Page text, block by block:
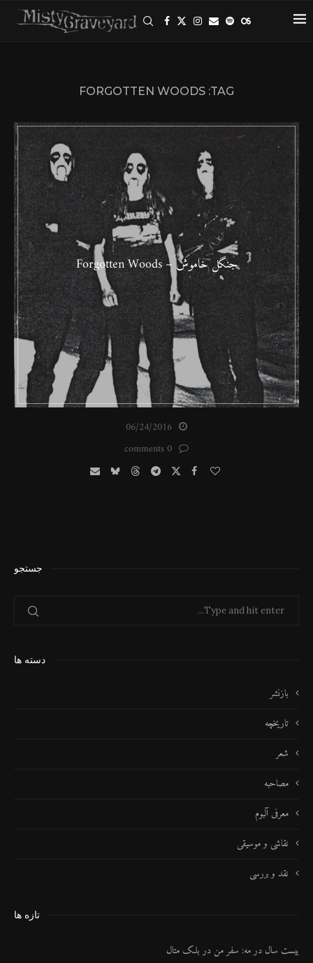
TAG:
FORGOTTEN WOODS
جنگل خاموش – Forgotten Woods
06/24/2016
0 comments
جستجو
دسته ها
بازنشر
تاریخچه
شعر
مصاحبه
معرفی آلبوم
نقاشی و موسیقی
نقد و بررسی
تازه ها
بیست سال در مه: سفر من در بلک متال